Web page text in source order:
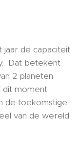
jaar de capaciteit
Dat betekent
2 planeten
dit moment
de toekomstige
van de wereld